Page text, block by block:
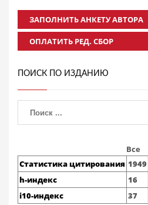
ЗАПОЛНИТЬ АНКЕТУ АВТОРА
ОПЛАТИТЬ РЕД. СБОР
ПОИСК ПО ИЗДАНИЮ
Все
Статистика цитирования 1949
h-индекс
16
i10-индекс
37